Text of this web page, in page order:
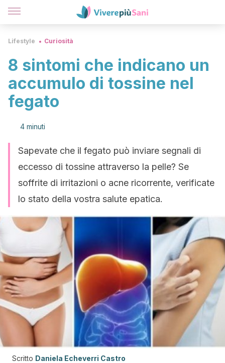
Lifestyle Curiosità
8 sintomi che indicano un
accumulo di tossine nel
fegato
4 minuti
Sapevate che il fegato può inviare segnali di
eccesso di tossine attraverso la pelle? Se
soffrite di irritazioni o acne ricorrente, verificate
lo stato della vostra salute epatica.
Scritto Daniela Echeverri Castro